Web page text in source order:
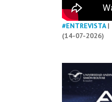
#ENTREVISTA|
(14-07-2026)